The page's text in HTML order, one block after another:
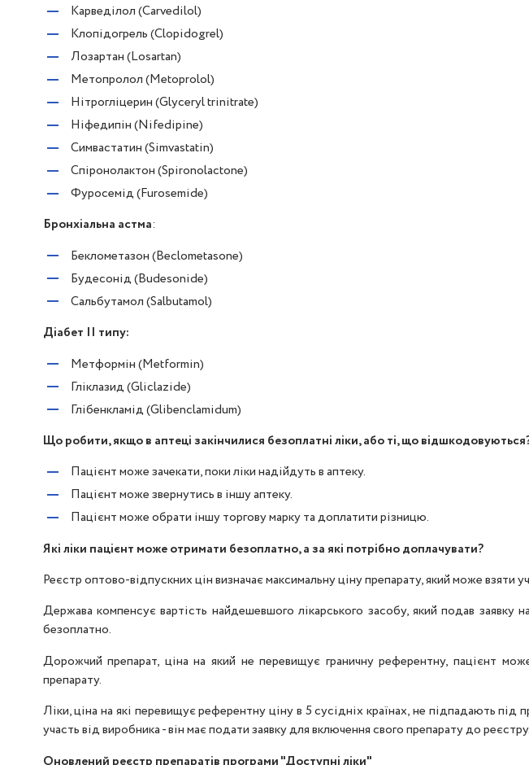
Карведілол (Carvedilol)
Клопідогрель (Clopidogrel)
Лозартан (Losartan)
Метопролол (Metoprolol)
Нітрогліцерин (Glyceryl trinitrate)
Ніфедипін (Nifedipine)
Симвастатин (Simvastatin)
Спіронолактон (Spironolactone)
Фуросемід (Furosemide)
Бронхіальна астма:
Беклометазон (Beclometasone)
Будесонід (Budesonide)
Сальбутамол (Salbutamol)
Діабет II типу:
Метформін (Metformin)
Гліклазид (Gliclazide)
Глібенкламід (Glibenclamidum)
Що робити, якщо в аптеці закінчилися безоплатні ліки, або ті, що
Пацієнт може зачекати, поки ліки надійдуть в аптеку.
Пацієнт може звернутись в іншу аптеку.
Пацієнт може обрати іншу торгову марку та доплатити різницю.
Які ліки пацієнт може отримати безоплатно, а за які потрібно доплачувати?
Реєстр оптово-відпускних цін визначає максимальну ціну препарату, який може взяти
Держава компенсує вартість найдешевшого лікарського засобу, який подав
безоплатно.
Дорожчий препарат, ціна на який не перевищує граничну референтну, пацієнт
препарату.
Ліки, ціна на які перевищує референтну ціну в 5 сусідніх країнах, не підпадають
участь від виробника - він має подати заявку для включення свого препарату до реєстру.
Оновлений реєстр препаратів програми "Доступні ліки"